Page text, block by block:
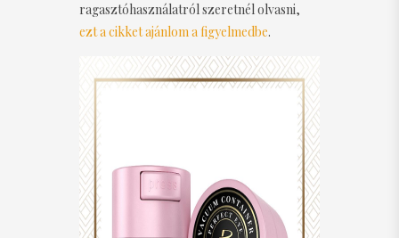
ragasztóhasználatról szeretnél olvasni,
ezt a cikket ajánlom a figyelmedbe.